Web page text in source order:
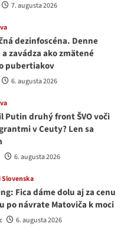
7. augusta 2026
dezinfoscéna. Denne
zavádza ako zmätené
pubertiakov
6. augusta 2026
Putin druhý front ŠVO voči
v Ceuty? Len sa
6. augusta 2026
Fica dáme dolu aj za cenu
po návrate Matoviča k moci
6. augusta 2026